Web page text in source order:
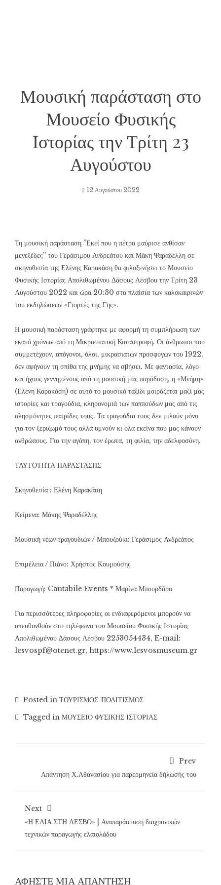
Μουσική παράσταση στο
Μουσείο Φυσικής
Ιστορίας την Τρίτη 23
Αυγούστου
12 Αυγούστου 2022
Τη μουσική παράσταση ”Εκεί που η πέτρα μαύρισε ανθίσαν
μενεξέδες” του Γεράσιμου Ανδρεάτου και Μάκη Ψαραδέλλη σε
σκηνοθεσία της Ελένης Καρακάση θα φιλοξενήσει το Μουσείο
Φυσικής Ιστορίας Απολιθωμένου Δάσους Λέσβου την Τρίτη 23
Αυγούστου 2022 και ώρα 20:30 στα πλαίσια των καλοκαιρινών
του εκδηλώσεων «Γιορτές της Γης».
Η μουσική παράσταση γράφτηκε με αφορμή τη συμπλήρωση των
εκατό χρόνων από τη Μικρασιατική Καταστροφή. Οι άνθρωποι που
συμμετέχουν, απόγονοι, όλοι, μικρασιατών προσφύγων του 1922,
δεν αφήνουν τη σπίθα της μνήμης να σβήσει. Με φαντασία, λόγο
και ήχους γεννημένους από τη μουσική μας παράδοση, η «Μνήμη»
(Ελένη Καρακάση) σε αυτό το μουσικό ταξίδι μοιράζεται μαζί μας
ιστορίες και τραγούδια, κληρονομιά των παππούδων μας από τις
αλησμόνητες πατρίδες τους. Τα τραγούδια τους δεν μιλούν μόνο
για τον ξεριζωμό τους αλλά υμνούν κι όλα εκείνα που μας κάνουν
ανθρώπους. Για την αγάπη, τον έρωτα, τη φιλία, την αδελφοσύνη.
ΤΑΥΤΟΤΗΤΑ ΠΑΡΑΣΤΑΣΗΣ
Σκηνοθεσία : Ελένη Καρακάση
Κείμενα: Μάκης Ψαραδέλλης
Μουσική νέων τραγουδιών / Μπουζούκι: Γεράσιμος Ανδρεάτος
Επιμέλεια / Πιάνο: Χρήστος Κουμούσης
Παραγωγή: Cantabile Events * Μαρίνα Μπουρδάρα
Για περισσότερες πληροφορίες οι ενδιαφερόμενοι μπορούν να
απευθυνθούν στο τηλέφωνο του Μουσείου Φυσικής Ιστορίας
Απολιθωμένου Δάσους Λέσβου 2253054434, E-mail:
lesvospf@otenet.gr, https://www.lesvosmuseum.gr
Posted in ΤΟΥΡΙΣΜΟΣ-ΠΟΛΙΤΙΣΜΟΣ
Tagged in ΜΟΥΣΕΙΟ ΦΥΣΙΚΗΣ ΙΣΤΟΡΙΑΣ
Prev
Απάντηση Χ.Αθανασίου για παρερμηνεία δήλωσής του
Next
«Η ΕΛΙΑ ΣΤΗ ΛΕΣΒΟ» | Αναπαράσταση διαχρονικών
τεχνικών παραγωγής ελαιολάδου
ΑΦΉΣΤΕ ΜΙΑ ΑΠΆΝΤΗΣΗ